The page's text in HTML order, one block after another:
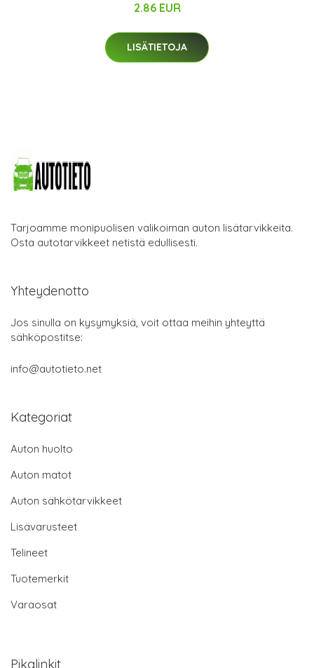
2.86 EUR
LISÄTIETOJA
Tarjoamme monipuolisen valikoiman auton lisätarvikkeita.
Osta autotarvikkeet netistä edullisesti.
Yhteydenotto
Jos sinulla on kysymyksiä, voit ottaa meihin yhteyttä
sähköpostitse:
info@autotieto.net
Kategoriat
Auton huolto
Auton matot
Auton sähkötarvikkeet
Lisävarusteet
Telineet
Tuotemerkit
Varaosat
Pikalinkit